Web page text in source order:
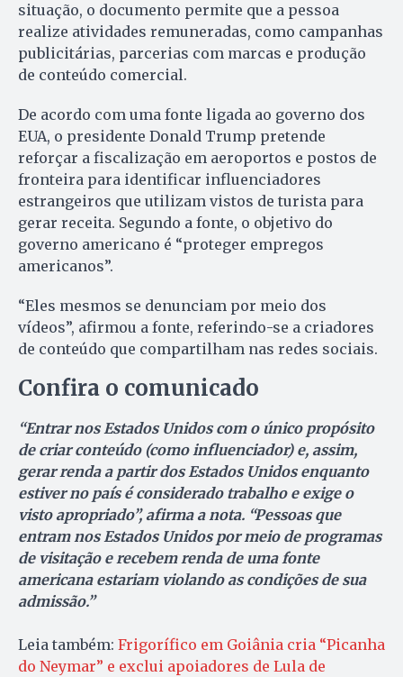
situação, o documento permite que a pessoa
realize atividades remuneradas, como campanhas
publicitárias, parcerias com marcas e produção
de conteúdo comercial.
De acordo com uma fonte ligada ao governo dos
EUA, o presidente Donald Trump pretende
reforçar a fiscalização em aeroportos e postos de
fronteira para identificar influenciadores
estrangeiros que utilizam vistos de turista para
gerar receita. Segundo a fonte, o objetivo do
governo americano é “proteger empregos
americanos”.
“Eles mesmos se denunciam por meio dos
vídeos”, afirmou a fonte, referindo-se a criadores
de conteúdo que compartilham nas redes sociais.
Confira o comunicado
“Entrar nos Estados Unidos com o único propósito
de criar conteúdo (como influenciador) e, assim,
gerar renda a partir dos Estados Unidos enquanto
estiver no país é considerado trabalho e exige o
visto apropriado”, afirma a nota. “Pessoas que
entram nos Estados Unidos por meio de programas
de visitação e recebem renda de uma fonte
americana estariam violando as condições de sua
admissão.”
Leia também: Frigorífico em Goiânia cria “Picanha
do Neymar” e exclui apoiadores de Lula de